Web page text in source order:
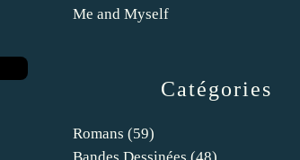
Catégories
Romans (59)
Me and Myself